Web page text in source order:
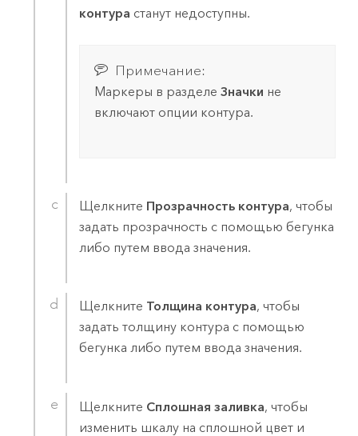
контура станут недоступны.
Примечание:
Маркеры в разделе Значки не
включают опции контура.
Щелкните Прозрачность контура, чтобы
задать прозрачность с помощью бегунка
либо путем ввода значения.
Щелкните Толщина контура, чтобы
задать толщину контура с помощью
бегунка либо путем ввода значения.
Щелкните Сплошная заливка, чтобы
изменить шкалу на сплошной цвет и